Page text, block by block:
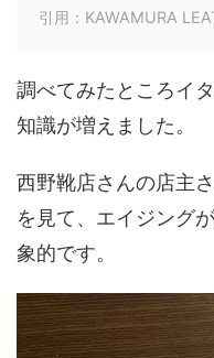
引用：KAWAMURA
調べてみたところイ
知識が増えました。
西野靴店さんの店主
を見て、エイジング
象的です。